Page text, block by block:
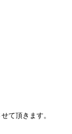
て頂きます。